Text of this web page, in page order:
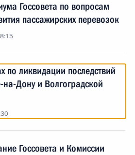
Госсовета по вопросам
пассажирских перевозок
ликвидации последствий
Дону и Волгоградской
Госсовета и Комиссии